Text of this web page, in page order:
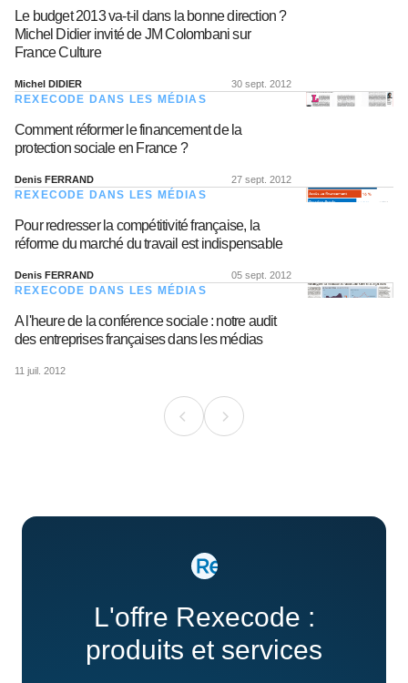
Le budget 2013 va-t-il dans la bonne direction ?
Michel Didier invité de JM Colombani sur
France Culture
Michel DIDIER 30 sept. 2012
REXECODE DANS LES MÉDIAS
Comment réformer le financement de la
protection sociale en France ?
Denis FERRAND 27 sept. 2012
REXECODE DANS LES MÉDIAS
Pour redresser la compétitivité française, la
réforme du marché du travail est indispensable
Denis FERRAND 05 sept. 2012
REXECODE DANS LES MÉDIAS
A l'heure de la conférence sociale : notre audit
des entreprises françaises dans les médias
11 juil. 2012
L'offre Rexecode :
produits et services